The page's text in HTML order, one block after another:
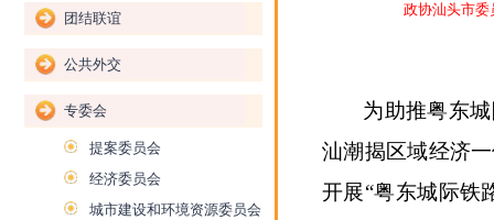
团结联谊
公共外交
专委会
提案委员会
经济委员会
城市建设和环境资源委员会
政协汕头市委
为助推粤东
汕潮揭区域经济
开展“粤东城际铁